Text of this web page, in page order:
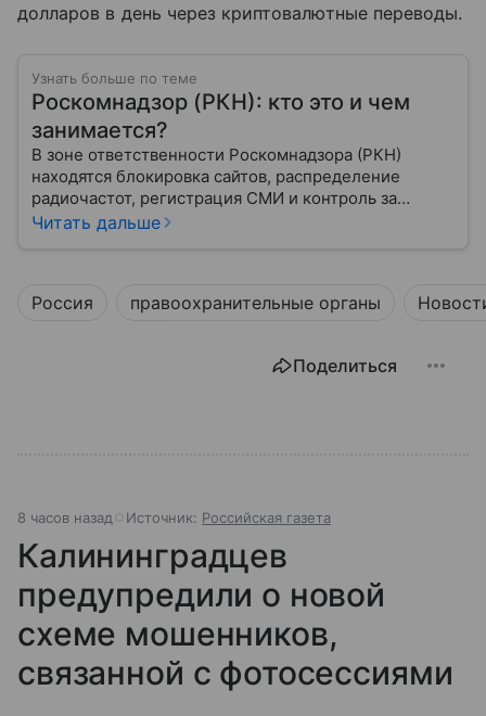
долларов в день через криптовалютные переводы.
Узнать больше по теме
Роскомнадзор (РКН): кто это и чем
занимается?
В зоне ответственности Роскомнадзора (РКН)
находятся блокировка сайтов, распределение
радиочастот, регистрация СМИ и контроль за
защитой персональных данных. Это главный
пользователя интернета и телефона.
Читать дальше
Россия правоохранительные органы
Поделиться
8 часов назад Источник: Российская газета
Калининградцев
предупредили о новой
схеме мошенников,
связанной с фотосессиями